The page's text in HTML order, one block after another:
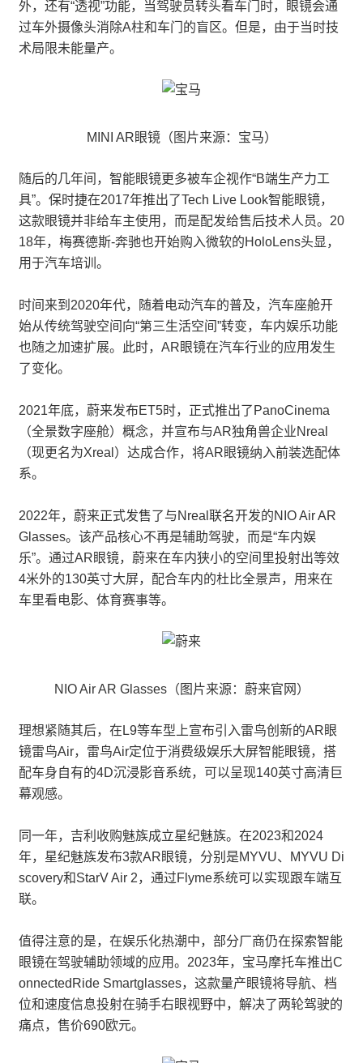
外，还有“透视”功能，当驾驶员转头看车门时，眼镜会通
过车外摄像头消除A柱和车门的盲区。但是，由于当时技
术局限未能量产。
MINI AR眼镜（图片来源：宝马）
随后的几年间，智能眼镜更多被车企视作“B端生产力工
具”。保时捷在2017年推出了Tech Live Look智能眼镜，
这款眼镜并非给车主使用，而是配发给售后技术人员。20
18年，梅赛德斯-奔驰也开始购入微软的HoloLens头显，
用于汽车培训。
时间来到2020年代，随着电动汽车的普及，汽车座舱开
始从传统驾驶空间向“第三生活空间”转变，车内娱乐功能
也随之加速扩展。此时，AR眼镜在汽车行业的应用发生
了变化。
2021年底，蔚来发布ET5时，正式推出了PanoCinema
（全景数字座舱）概念，并宣布与AR独角兽企业Nreal
（现更名为Xreal）达成合作，将AR眼镜纳入前装选配体
系。
2022年，蔚来正式发售了与Nreal联名开发的NIO Air AR
Glasses。该产品核心不再是辅助驾驶，而是“车内娱
乐”。通过AR眼镜，蔚来在车内狭小的空间里投射出等效
4米外的130英寸大屏，配合车内的杜比全景声，用来在
车里看电影、体育赛事等。
NIO Air AR Glasses（图片来源：蔚来官网）
理想紧随其后，在L9等车型上宣布引入雷鸟创新的AR眼
镜雷鸟Air，雷鸟Air定位于消费级娱乐大屏智能眼镜，搭
配车身自有的4D沉浸影音系统，可以呈现140英寸高清巨
幕观感。
同一年，吉利收购魅族成立星纪魅族。在2023和2024
年，星纪魅族发布3款AR眼镜，分别是MYVU、MYVU Di
scovery和StarV Air 2，通过Flyme系统可以实现跟车端互
联。
值得注意的是，在娱乐化热潮中，部分厂商仍在探索智能
眼镜在驾驶辅助领域的应用。2023年，宝马摩托车推出C
onnectedRide Smartglasses，这款量产眼镜将导航、档
位和速度信息投射在骑手右眼视野中，解决了两轮驾驶的
痛点，售价690欧元。